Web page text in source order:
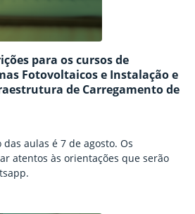
para os cursos de
Fotovoltaicos e Instalação e
de Carregamento de
aulas é 7 de agosto. Os
atentos às orientações que serão